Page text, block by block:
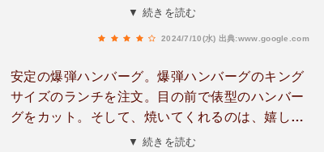
爆弾チキンコンビランチをチョイス この組み合
来ても最高です🥰
▼ 続きを読む
2024/7/10(水) 出典:www.google.com
安定の爆弾ハンバーグ。爆弾ハンバーグのキング
サイズのランチを注文。目の前で俵型のハンバー
グをカット。そして、焼いてくれるのは、嬉し
い。ソースも色々と選べるので、面白い。スープ
▼ 続きを読む